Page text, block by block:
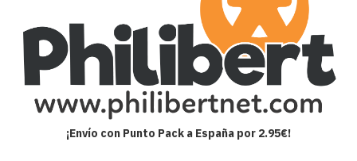
¡Envío con Punto Pack a España por 2.95€!